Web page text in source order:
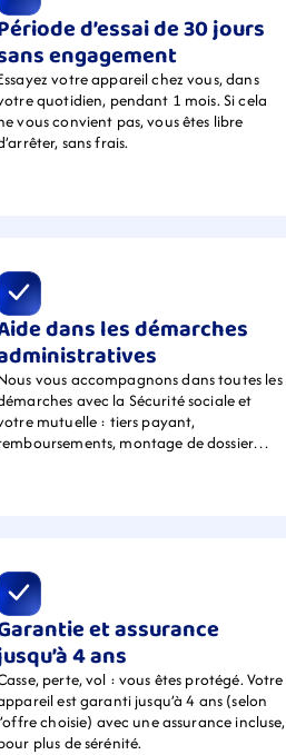
d’essai de 30 jours
engagement
votre appareil chez vous, dans
quotidien, pendant 1 mois. Si cela
vous convient pas, vous êtes libre
sans frais.
dans les démarches
vous accompagnons dans toutes les
avec la Sécurité sociale et
mutuelle : tiers payant,
montage de dossier…
et assurance
4 ans
perte, vol : vous êtes protégé. Votre
est garanti jusqu’à 4 ans (selon
choisie) avec une assurance incluse,
plus de sérénité.